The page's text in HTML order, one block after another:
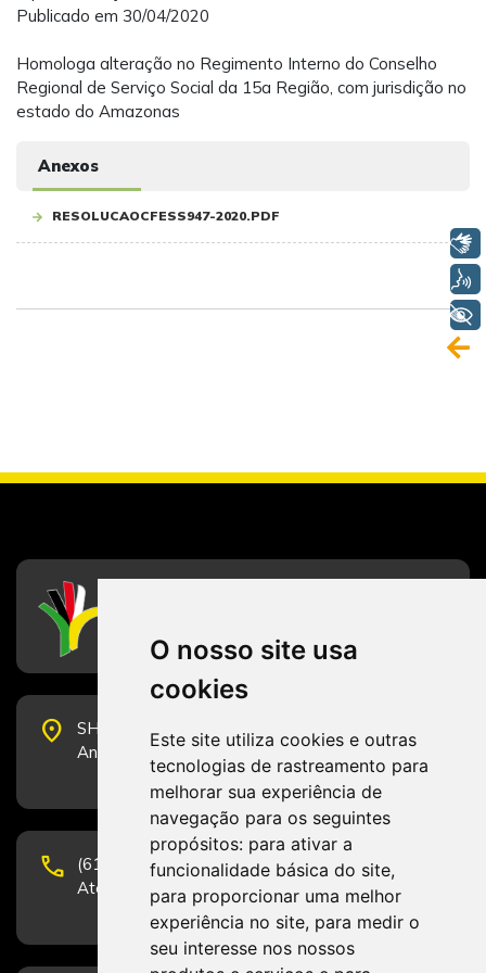
O nosso site usa
cookies
Este site utiliza cookies e outras
tecnologias de rastreamento para
melhorar sua experiência de
navegação para os seguintes
propósitos: para ativar a
funcionalidade básica do site,
para proporcionar uma melhor
experiência no site, para medir o
seu interesse nos nossos
Publicado em 30/04/2020
Homologa alteração no Regimento Interno do Conselho
Regional de Serviço Social da 15a Região, com jurisdição no
estado do Amazonas
Anexos
RESOLUCAOCFESS947-2020.PDF
place
SHS Quadra 6, Bloco E, Complexo Brasil 21, 20º
Andar, Sala 2001 - CEP 70322-915 - Brasília/DF
phone
(61) 3223-1652 e (61) 98131-3801.
Atendimento por telefone em horário comercial
Libras
+ Acessibilidade